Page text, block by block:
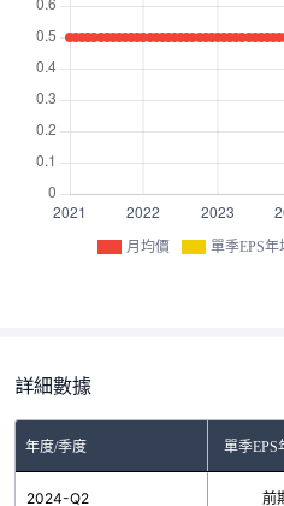
月均價 單季EPS年
詳細數據
年度/季度 單季EPS
2024-Q2 前